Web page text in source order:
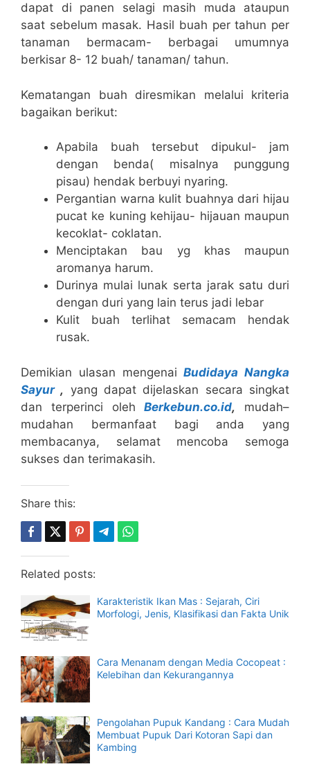
dapat di panen selagi masih muda ataupun
saat sebelum masak. Hasil buah per tahun per
tanaman bermacam- berbagai umumnya
berkisar 8- 12 buah/ tanaman/ tahun.
Kematangan buah diresmikan melalui kriteria
bagaikan berikut:
Apabila buah tersebut dipukul- jam
dengan benda( misalnya punggung
pisau) hendak berbuyi nyaring.
Pergantian warna kulit buahnya dari hijau
pucat ke kuning kehijau- hijauan maupun
kecoklat- coklatan.
Menciptakan bau yg khas maupun
aromanya harum.
Durinya mulai lunak serta jarak satu duri
dengan duri yang lain terus jadi lebar
Kulit buah terlihat semacam hendak
rusak.
Demikian ulasan mengenaiBudidaya Nangka
Sayur, yang dapat dijelaskan secara singkat
dan terperinci olehBerkebun.co.id, mudah–
mudahan bermanfaat bagi anda yang
membacanya, selamat mencoba semoga
sukses dan terimakasih.
Share this:
Related posts:
Karakteristik Ikan Mas : Sejarah, Ciri
Morfologi, Jenis, Klasifikasi dan Fakta Unik
Cara Menanam dengan Media Cocopeat :
Kelebihan dan Kekurangannya
Pengolahan Pupuk Kandang : Cara Mudah
Membuat Pupuk Dari Kotoran Sapi dan
Kambing